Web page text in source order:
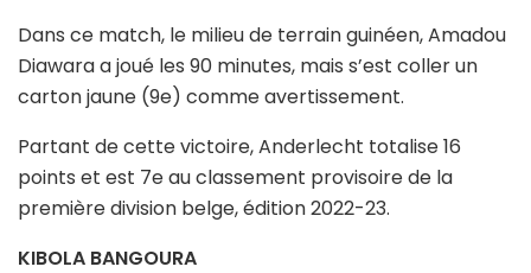
Dans ce match, le milieu de terrain guinéen, Amadou
Diawara a joué les 90 minutes, mais s’est coller un
carton jaune (9e) comme avertissement.
Partant de cette victoire, Anderlecht totalise 16
points et est 7e au classement provisoire de la
première division belge, édition 2022-23.
KIBOLA BANGOURA